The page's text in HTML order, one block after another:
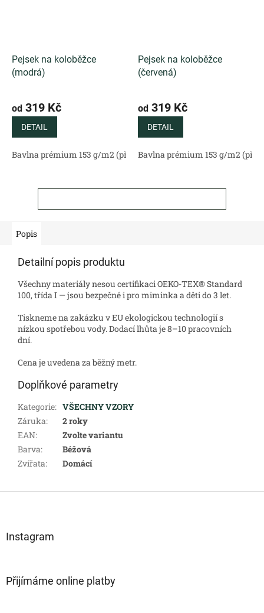
Pejsek na koloběžce
(modrá)
od 319 Kč
DETAIL
Bavlna prémium 153 g/m2 (přírodní) Bavlněný satén 130 g/
Pejsek na koloběžce
(červená)
od 319 Kč
DETAIL
Bavlna prémium 153 g/m2
Popis
Detailní popis produktu
Všechny materiály nesou certifikaci OEKO-TEX® Standard
100, třída I — jsou bezpečné i pro miminka a děti do 3 let.
Tiskneme na zakázku v EU ekologickou technologií s
nízkou spotřebou vody. Dodací lhůta je 8–10 pracovních
dní.
Cena je uvedena za běžný metr.
Doplňkové parametry
Kategorie: VŠECHNY VZORY
Záruka:
2 roky
EAN:
Zvolte variantu
Barva:
Béžová
Zvířata: Domácí
Instagram
Přijímáme online platby